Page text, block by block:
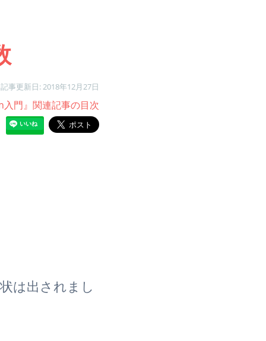
記事更新日: 2018年12月27日
入門』関連記事の目次
は出されまし